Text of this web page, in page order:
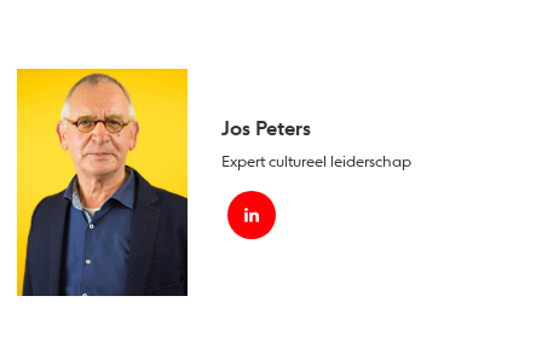
Jos Peters
Expert cultureel leiderschap